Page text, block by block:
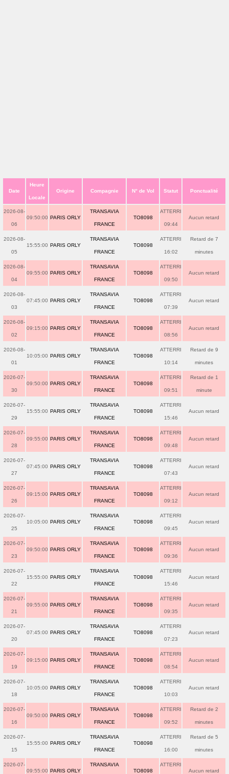
Date
Heure
Locale
Origine Compagnie N° de Vol Statut Ponctualité
2026-08-
06
09:50:00 PARIS ORLY
TRANSAVIA
FRANCE
TO8098
ATTERRI
09:44
Aucun retard
2026-08-
05
15:55:00 PARIS ORLY
TRANSAVIA
FRANCE
TO8098
ATTERRI
16:02
Retard de 7
minutes
2026-08-
04
09:55:00 PARIS ORLY
TRANSAVIA
FRANCE
TO8098
ATTERRI
09:50
Aucun retard
2026-08-
03
07:45:00 PARIS ORLY
TRANSAVIA
FRANCE
TO8098
ATTERRI
07:39
Aucun retard
2026-08-
02
09:15:00 PARIS ORLY
TRANSAVIA
FRANCE
TO8098
ATTERRI
08:56
Aucun retard
2026-08-
01
10:05:00 PARIS ORLY
TRANSAVIA
FRANCE
TO8098
ATTERRI
10:14
Retard de 9
minutes
2026-07-
30
09:50:00 PARIS ORLY
TRANSAVIA
FRANCE
TO8098
ATTERRI
09:51
Retard de 1
minute
2026-07-
29
15:55:00 PARIS ORLY
TRANSAVIA
FRANCE
TO8098
ATTERRI
15:46
Aucun retard
2026-07-
28
09:55:00 PARIS ORLY
TRANSAVIA
FRANCE
TO8098
ATTERRI
09:48
Aucun retard
2026-07-
27
07:45:00 PARIS ORLY
TRANSAVIA
FRANCE
TO8098
ATTERRI
07:43
Aucun retard
2026-07-
26
09:15:00 PARIS ORLY
TRANSAVIA
FRANCE
TO8098
ATTERRI
09:12
Aucun retard
2026-07-
25
10:05:00 PARIS ORLY
TRANSAVIA
FRANCE
TO8098
ATTERRI
09:45
Aucun retard
2026-07-
23
09:50:00 PARIS ORLY
TRANSAVIA
FRANCE
TO8098
ATTERRI
09:36
Aucun retard
2026-07-
22
15:55:00 PARIS ORLY
TRANSAVIA
FRANCE
TO8098
ATTERRI
15:46
Aucun retard
2026-07-
21
09:55:00 PARIS ORLY
TRANSAVIA
FRANCE
TO8098
ATTERRI
09:35
Aucun retard
2026-07-
20
07:45:00 PARIS ORLY
TRANSAVIA
FRANCE
TO8098
ATTERRI
07:23
Aucun retard
2026-07-
19
09:15:00 PARIS ORLY
TRANSAVIA
FRANCE
TO8098
ATTERRI
08:54
Aucun retard
2026-07-
18
10:05:00 PARIS ORLY
TRANSAVIA
FRANCE
TO8098
ATTERRI
10:03
Aucun retard
2026-07-
16
09:50:00 PARIS ORLY
TRANSAVIA
FRANCE
TO8098
ATTERRI
09:52
Retard de 2
minutes
2026-07-
15
15:55:00 PARIS ORLY
TRANSAVIA
FRANCE
TO8098
ATTERRI
16:00
Retard de 5
minutes
2026-07-
09:55:00 PARIS ORLY
TRANSAVIA
TO8098
ATTERRI
Aucun retard